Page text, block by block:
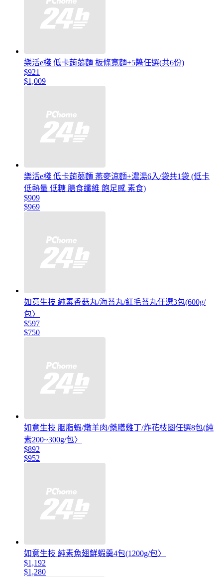
樂活e棧 低卡蒟蒻麵 板條寬麵+5醬任選(共6份)
$921
$1,009
樂活e棧 低卡蒟蒻麵 燕麥涼麵+濃湯6入/袋共1袋 (低卡
低熱量 低糖 膳食纖維 飽足感 素食)
$909
$969
如意生技 純素香菇丸/海苔丸/紅毛苔丸任選3包(600g/
包〉
$597
$750
如意生技 胭脂蝦/燉羊肉/藥膳雞丁/炸花枝圈任選8包(純
素200~300g/包〉
$892
$952
如意生技 純素魚翅鮮蝦羹4包(1200g/包〉
$1,192
$1,280